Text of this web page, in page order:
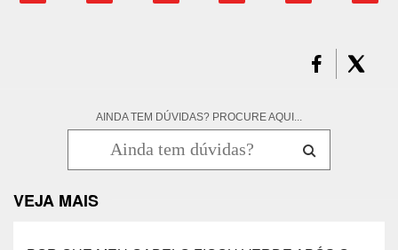
AINDA TEM DÚVIDAS? PROCURE AQUI...
VEJA MAIS